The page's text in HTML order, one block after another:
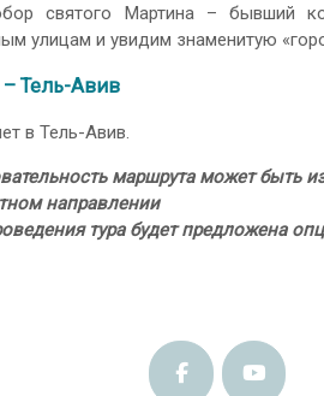
святого Мартина – бывший
улицам и увидим знаменитую
Тель-Авив
в Тель-Авив.
маршрута может быть
направлении
тура будет предложена